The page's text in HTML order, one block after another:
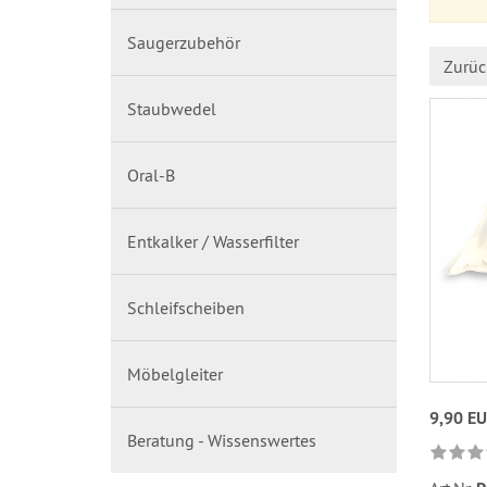
9,90
Saugerzubehör
Staubwedel
Oral-B
Entkalker / Wasserfilter
Schleifscheiben
Möbelgleiter
Beratung - Wissenswertes